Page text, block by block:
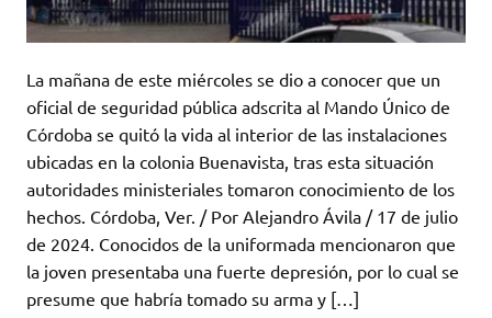
La mañana de este miércoles se dio a conocer que un
oficial de seguridad pública adscrita al Mando Único de
Córdoba se quitó la vida al interior de las instalaciones
ubicadas en la colonia Buenavista, tras esta situación
autoridades ministeriales tomaron conocimiento de los
hechos. Córdoba, Ver. / Por Alejandro Ávila / 17 de julio
de 2024. Conocidos de la uniformada mencionaron que
la joven presentaba una fuerte depresión, por lo cual se
presume que habría tomado su arma y […]